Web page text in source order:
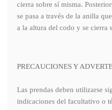
cierra sobre sí misma.
se pasa a través de la anilla
a la altura del codo y se cierra
PRECAUCIONES Y
Las prendas deben utilizarse
indicaciones del facultativo o